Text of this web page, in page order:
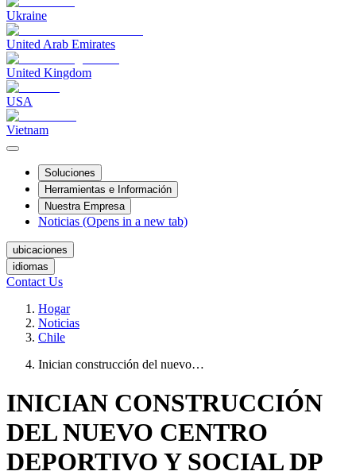
Ukraine
United Arab Emirates
United Kingdom
USA
Vietnam
Soluciones
Herramientas e Información
Nuestra Empresa
Noticias (Opens in a new tab)
ubicaciones
idiomas
Contact Us
Hogar
Noticias
Chile
Inician construcción del nuevo…
INICIAN CONSTRUCCIÓN
DEL NUEVO CENTRO
DEPORTIVO Y SOCIAL DP